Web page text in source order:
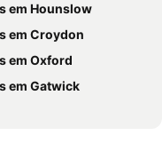
Cross Station
Metro Station
Wild Animal Park
em Hounslow
em Croydon
em Oxford
em Gatwick